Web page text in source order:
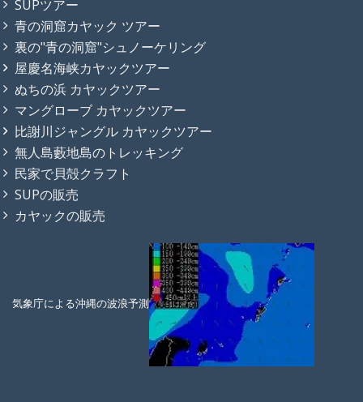
SUPツアー
青の洞窟カヤック ツアー
裏の"青の洞窟"シュノーケリング
屋慶名海峡カヤックツアー
ぬちの浜 カヤックツアー
マングローブ カヤックツアー
比謝川ジャングル カヤックツアー
無人島藪地島のトレッキング
民家で貝殻クラフト
SUPの販売
カヤックの販売
気象庁による沖縄の波浪予測